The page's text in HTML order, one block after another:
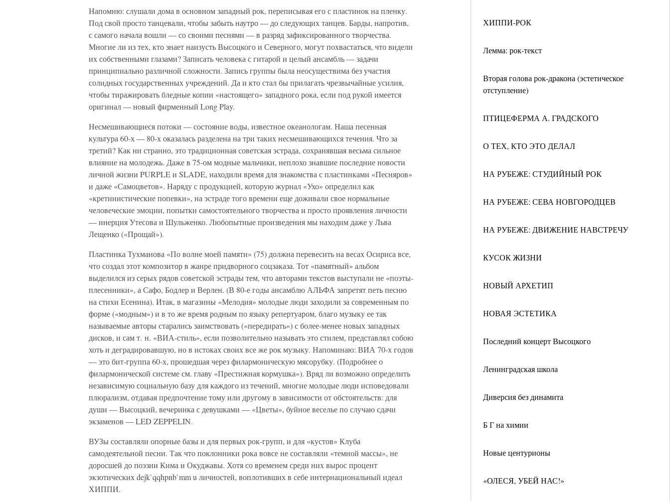
ХИППИ-РОК
Лемма: рок-текст
Вторая голова рок-дракона (эстетическое
отступление)
ПТИЦЕФЕРМА А. ГРАДСКОГО
О ТЕХ, КТО ЭТО ДЕЛАЛ
НА РУБЕЖЕ: СТУДИЙНЫЙ РОК
НА РУБЕЖЕ: СЕВА НОВГОРОДЦЕВ
НА РУБЕЖЕ: ДВИЖЕНИЕ НАВСТРЕЧУ
КУСОК ЖИЗНИ
НОВЫЙ АРХЕТИП
НОВАЯ ЭСТЕТИКА
Последний концерт Высоцкого
Ленинградская школа
Диверсия без динамита
Б Г на химии
Новые центурионы
«ОЛЕСЯ, УБЕЙ НАС!»
Напомню: слушали дома в основном западный рок, переписывая его с пластинок на пленку.
Под свой просто танцевали, чтобы забыть наутро — до следующих танцев. Барды, напротив,
с самого начала вошли — со своими песнями — в разряд зафиксированного творчества.
Многие ли из тех, кто знает наизусть Высоцкого и Северного, могут похвастаться, что видели
их собственными глазами? Записать человека с гитарой и целый ансамбль — задачи
принципиально различной сложности. Запись группы была неосуществима без участия
солидных государственных учреждений. Да и кто стал бы прилагать чрезвычайные усилия,
чтобы тиражировать бледные копии «настоящего» западного рока, если под рукой имеется
оригинал — новый фирменный Long Play.
Несмешивающиеся потоки — состояние воды, известное океанологам. Наша песенная
культура 60-х — 80-х оказалась разделена на три таких несмешивающихся течения. Что за
третий? Как ни странно, это традиционная советская эстрада, сохранявшая весьма сильное
влияние на молодежь. Даже в 75-ом модные мальчики, неплохо знавшие последние новости
личной жизни PURPLE и SLADE, находили время для знакомства с пластинками «Песняров»
и даже «Самоцветов». Наряду с продукцией, которую журнал «Ухо» определил как
«кретинистические попевки», на эстраде того времени еще доживали свое нормальные
человеческие эмоции, попытки самостоятельного творчества и просто проявления личности
— инерция Утесова и Шульженко. Любопытные произведения мы находим даже у Льва
Лещенко («Прощай»).
Пластинка Тухманова «По волне моей памяти» (75) должна перевесить на весах Осириса все,
что создал этот композитор в жанре придворного соцзаказа. Тот «памятный» альбом
выделился из серых рядов советской эстрады тем, что авторами текстов выступали не «поэты-
плесенники», а Сафо, Бодлер и Верлен. (В 80-е годы ансамблю АЛЬФА запретят петь песню
на стихи Есенина). Итак, в магазины «Мелодия» молодые люди заходили за современным по
форме («модным») и в то же время родным по языку репертуаром, благо музыку ее так
называемые авторы старались заимствовать («передирать») с более-менее новых западных
дисков, и сам т. н. «ВИА-стиль», если позволительно называть это стилем, представлял собою
хоть и деградировавшую, но в истоках своих все же рок музыку. Напоминаю: ВИА 70-х годов
— это бит-группа 60-х, прошедшая через филармоническую мясорубку. (Подробнее о
филармонической системе см. главу «Престижная кормушка»). Вряд ли возможно определить
независимую социальную базу для каждого из течений, многие молодые люди исповедовали
плюрализм, отдавая предпочтение тому или другому в зависимости от обстоятельств: для
души — Высоцкий, вечеринка с девушками — «Цветы», буйное веселье по случаю сдачи
экзаменов — LED ZEPPELIN.
ВУЗы составляли опорные базы и для первых рок-групп, и для «кустов» Клуба
самодеятельной песни. Так что поклонники рока вовсе не составляли «темной массы», не
доросшей до поэзии Кима и Окуджавы. Хотя со временем среди них вырос процент
экзотических dejk`qqhpnb`mm u личностей, воплотивших в себе интернациональный идеал
ХИППИ.